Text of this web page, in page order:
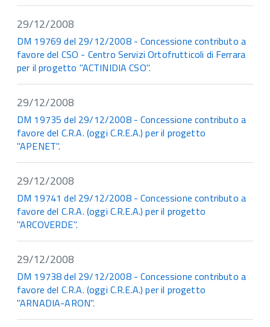
29/12/2008
DM 19769 del 29/12/2008 - Concessione contributo a
favore del CSO - Centro Servizi Ortofrutticoli di Ferrara
per il progetto "ACTINIDIA CSO".
29/12/2008
DM 19735 del 29/12/2008 - Concessione contributo a
favore del C.R.A. (oggi C.R.E.A.) per il progetto
"APENET".
29/12/2008
DM 19741 del 29/12/2008 - Concessione contributo a
favore del C.R.A. (oggi C.R.E.A.) per il progetto
"ARCOVERDE".
29/12/2008
DM 19738 del 29/12/2008 - Concessione contributo a
favore del C.R.A. (oggi C.R.E.A.) per il progetto
"ARNADIA-ARON".